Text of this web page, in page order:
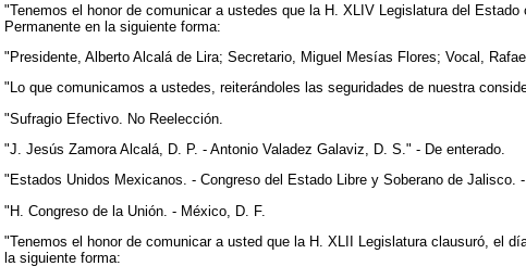
"Tenemos el honor de comunicar a ustedes que la H. XLIV Legislatura del
Permanente en la siguiente forma:
"Presidente, Alberto Alcalá de Lira; Secretario, Miguel Mesías Flores; Vocal,
"Lo que comunicamos a ustedes, reiterándoles las seguridades de nuestra
"Sufragio Efectivo. No Reelección.
"J. Jesús Zamora Alcalá, D. P. - Antonio Valadez Galaviz, D. S." - De enterado.
"Estados Unidos Mexicanos. - Congreso del Estado Libre y Soberano de Jalisco.
"H. Congreso de la Unión. - México, D. F.
"Tenemos el honor de comunicar a usted que la H. XLII Legislatura clausuró, el
la siguiente forma: